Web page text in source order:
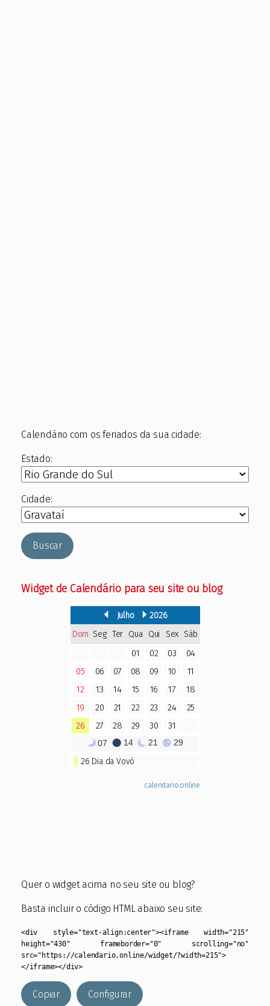
Calendário com os feriados da sua cidade:
Estado:
Cidade:
Buscar
Widget de Calendário para seu site ou blog
Quer o widget acima no seu site ou blog?
Basta incluir o código HTML abaixo seu site:
<div style="text-align:center"><iframe width="215"
height="430" frameborder="0" scrolling="no"
src="https://calendario.online/widget/?width=215">
</iframe></div>
Copiar Configurar